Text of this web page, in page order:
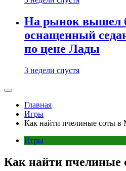
На рынок вышел
оснащенный
по цене Лады
3 недели спустя
Главная
Игры
Как найти пчелиные соты в
Игры
Как найти пчелиные